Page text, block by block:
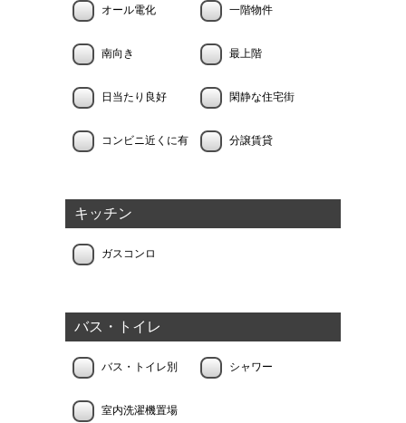
オール電化 一階物件
南向き 最上階
日当たり良好 閑静な住宅街
コンビニ近くに有 分譲賃貸
キッチン
ガスコンロ
バス・トイレ
バス・トイレ別 シャワー
室内洗濯機置場